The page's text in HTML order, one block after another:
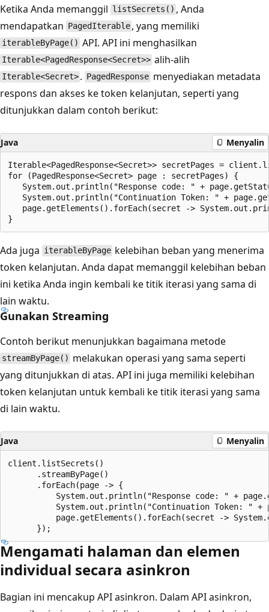
Ketika Anda memanggil listSecrets() , Anda
mendapatkan PagedIterable , yang memiliki
iterableByPage() API. API ini menghasilkan
Iterable<PagedResponse<Secret>> alih-alih
Iterable<Secret> . PagedResponse menyediakan metadata
respons dan akses ke token kelanjutan, seperti yang
ditunjukkan dalam contoh berikut:
Java Menyalin
Iterable<PagedResponse<Secret>> secretPages =
for (PagedResponse<Secret> page : secretPages) {
System.out.println("Response code: " +
System.out.println("Continuation Token: " +
page.getElements().forEach(secret ->
Ada juga iterableByPage kelebihan beban yang menerima
token kelanjutan. Anda dapat memanggil kelebihan beban
ini ketika Anda ingin kembali ke titik iterasi yang sama di
lain waktu.
Gunakan Streaming
Contoh berikut menunjukkan bagaimana metode
streamByPage() melakukan operasi yang sama seperti
yang ditunjukkan di atas. API ini juga memiliki kelebihan
token kelanjutan untuk kembali ke titik iterasi yang sama
di lain waktu.
Java Menyalin
client.listSecrets()
      .streamByPage()
      .forEach(page -> {
System.out.println("Response code: " +
System.out.println("Continuation Token: " +
page.getElements().forEach(secret ->
Mengamati halaman dan elemen
individual secara asinkron
Bagian ini mencakup API asinkron. Dalam API asinkron,